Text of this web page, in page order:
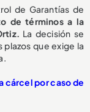
de Garantías de
de términos a la
La decisión se
que exige la
cárcel por caso de